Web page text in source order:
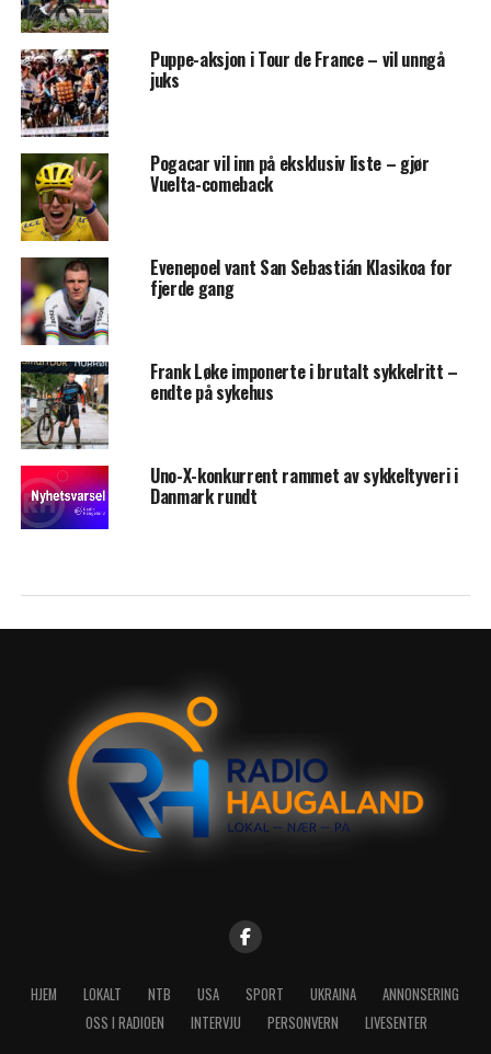
Puppe-aksjon i Tour de France – vil unngå
juks
Pogacar vil inn på eksklusiv liste – gjør
Vuelta-comeback
Evenepoel vant San Sebastián Klasikoa for
fjerde gang
Frank Løke imponerte i brutalt sykkelritt –
endte på sykehus
Uno-X-konkurrent rammet av sykkeltyveri i
Danmark rundt
HJEM LOKALT NTB USA SPORT UKRAINA
ANNONSERING
OSS I RADIOEN
INTERVJU PERSONVERN LIVESENTER